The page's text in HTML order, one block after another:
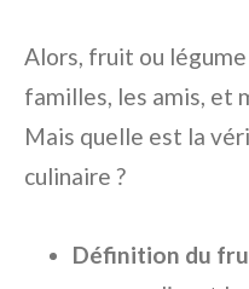
Alors, fruit ou
familles, les amis, et
Mais quelle est la
culinaire ?
Définition du